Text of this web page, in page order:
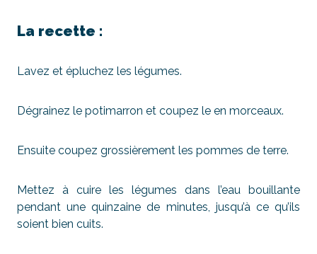
La recette :
Lavez et épluchez les légumes.
Dégrainez le potimarron et coupez le en morceaux.
Ensuite coupez grossièrement les pommes de terre.
Mettez à cuire les légumes dans l’eau bouillante
pendant une quinzaine de minutes, jusqu’à ce qu’ils
soient bien cuits.